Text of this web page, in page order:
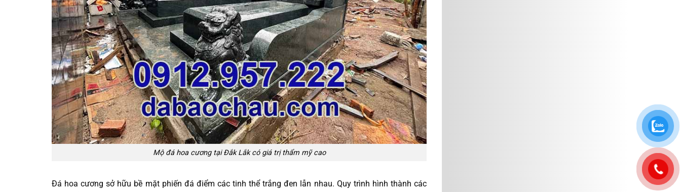
Mộ đá hoa cương tại Đắk Lắk có giá trị thẩm mỹ cao
Đá hoa cương sở hữu bề mặt phiến đá điểm các tinh thể trắng đen lẫn nhau. Quy trình hình thành các